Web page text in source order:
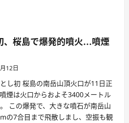
、桜島で爆発的噴火…噴煙
12日
初 桜島の南岳山頂火口が11日正
煙は火口からおよそ3400メートル
この爆発で、大きな噴石が南岳山
の7合目まで飛散しまし、空振も観